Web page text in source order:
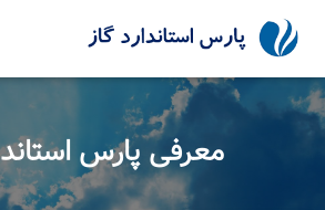
معرفی پارس